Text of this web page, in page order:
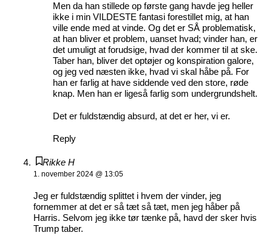
Men da han stillede op første gang havde jeg heller
ikke i min VILDESTE fantasi forestillet mig, at han
ville ende med at vinde. Og det er SÅ problematisk,
at han bliver et problem, uanset hvad; vinder han, er
det umuligt at forudsige, hvad der kommer til at ske.
Taber han, bliver det optøjer og konspiration galore,
og jeg ved næsten ikke, hvad vi skal håbe på. For
han er farlig at have siddende ved den store, røde
knap. Men han er ligeså farlig som undergrundshelt.
Det er fuldstændig absurd, at det er her, vi er.
Reply
Rikke H
1. november 2024 @ 13:05
Jeg er fuldstændig splittet i hvem der vinder, jeg
fornemmer at det er så tæt så tæt, men jeg håber på
Harris. Selvom jeg ikke tør tænke på, havd der sker hvis
Trump taber.